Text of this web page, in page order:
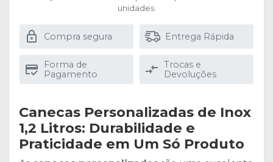
unidades.
Compra segura Entrega Rápida
Forma de
Pagamento
Trocas e
Devoluções
Canecas Personalizadas de Inox
1,2 Litros: Durabilidade e
Praticidade em Um Só Produto